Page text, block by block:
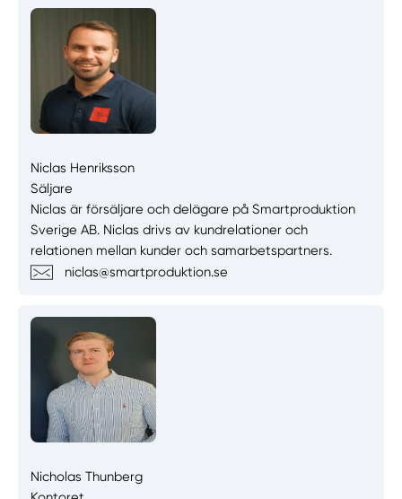
Niclas Henriksson
Säljare
Niclas är försäljare och delägare på Smartproduktion
Sverige AB. Niclas drivs av kundrelationer och
relationen mellan kunder och samarbetspartners.
niclas@smartproduktion.se
Nicholas Thunberg